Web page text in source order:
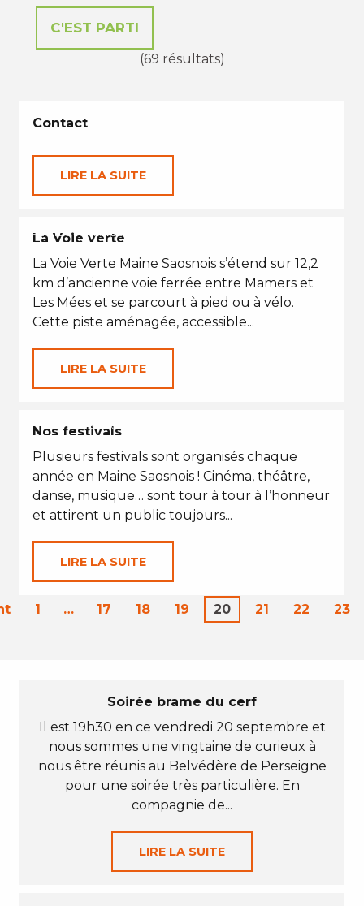
(69 résultats)
Contact
LIRE LA SUITE
PETITES VACANCES
La Voie verte
La Voie Verte Maine Saosnois s’étend sur 12,2
km d’ancienne voie ferrée entre Mamers et
Les Mées et se parcourt à pied ou à vélo.
Cette piste aménagée, accessible...
LIRE LA SUITE
EN TOUTES SAISONS
Nos festivals
Plusieurs festivals sont organisés chaque
année en Maine Saosnois ! Cinéma, théâtre,
danse, musique… sont tour à tour à l’honneur
et attirent un public toujours...
LIRE LA SUITE
1 … 17 18 19 20 21 22 23
Soirée brame du cerf
Il est 19h30 en ce vendredi 20 septembre et
nous sommes une vingtaine de curieux à
nous être réunis au Belvédère de Perseigne
pour une soirée très particulière. En
compagnie de...
LIRE LA SUITE